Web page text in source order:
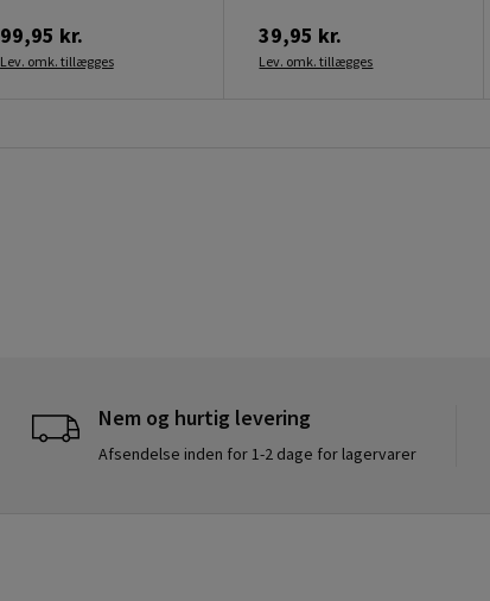
99,95 kr.
Lev. omk. tillægges
39,95 kr.
Lev. omk. tillægges
Nem og hurtig levering
Afsendelse inden for 1-2 dage for lagervarer